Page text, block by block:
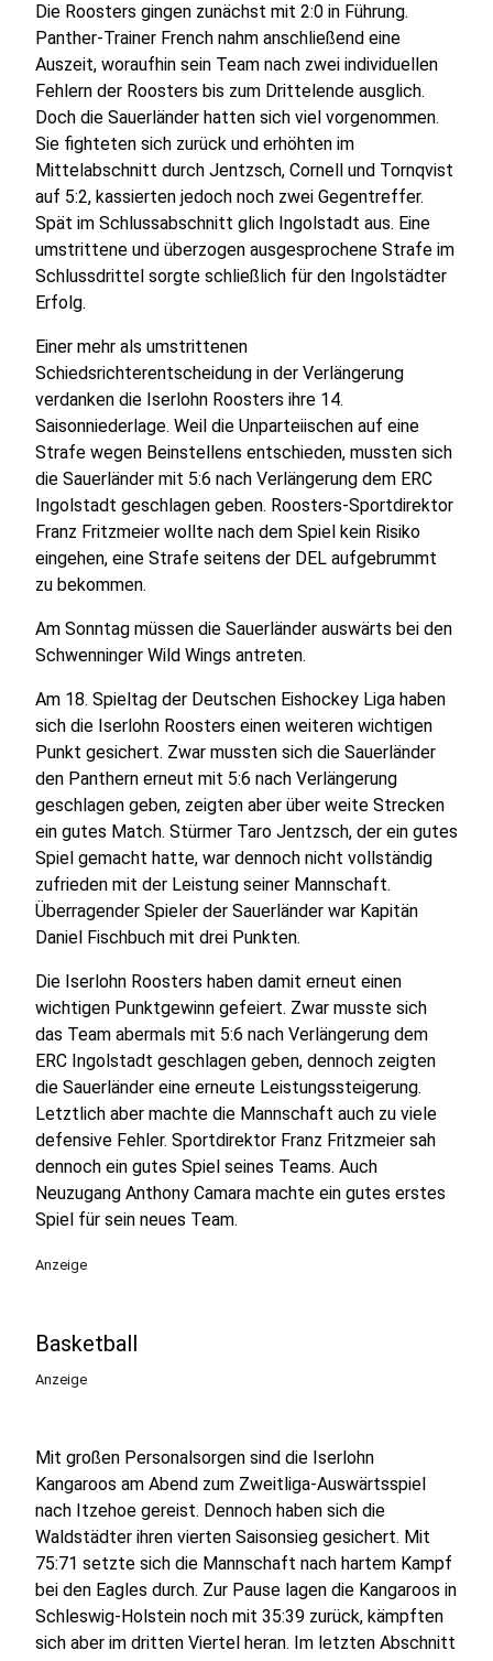
Die Roosters gingen zunächst mit 2:0 in Führung.
Panther-Trainer French nahm anschließend eine
Auszeit, woraufhin sein Team nach zwei individuellen
Fehlern der Roosters bis zum Drittelende ausglich.
Doch die Sauerländer hatten sich viel vorgenommen.
Sie fighteten sich zurück und erhöhten im
Mittelabschnitt durch Jentzsch, Cornell und Tornqvist
auf 5:2, kassierten jedoch noch zwei Gegentreffer.
Spät im Schlussabschnitt glich Ingolstadt aus. Eine
umstrittene und überzogen ausgesprochene Strafe im
Schlussdrittel sorgte schließlich für den Ingolstädter
Erfolg.
Einer mehr als umstrittenen
Schiedsrichterentscheidung in der Verlängerung
verdanken die Iserlohn Roosters ihre 14.
Saisonniederlage. Weil die Unparteiischen auf eine
Strafe wegen Beinstellens entschieden, mussten sich
die Sauerländer mit 5:6 nach Verlängerung dem ERC
Ingolstadt geschlagen geben. Roosters-Sportdirektor
Franz Fritzmeier wollte nach dem Spiel kein Risiko
eingehen, eine Strafe seitens der DEL aufgebrummt
zu bekommen.
Am Sonntag müssen die Sauerländer auswärts bei den
Schwenninger Wild Wings antreten.
Am 18. Spieltag der Deutschen Eishockey Liga haben
sich die Iserlohn Roosters einen weiteren wichtigen
Punkt gesichert. Zwar mussten sich die Sauerländer
den Panthern erneut mit 5:6 nach Verlängerung
geschlagen geben, zeigten aber über weite Strecken
ein gutes Match. Stürmer Taro Jentzsch, der ein gutes
Spiel gemacht hatte, war dennoch nicht vollständig
zufrieden mit der Leistung seiner Mannschaft.
Überragender Spieler der Sauerländer war Kapitän
Daniel Fischbuch mit drei Punkten.
Die Iserlohn Roosters haben damit erneut einen
wichtigen Punktgewinn gefeiert. Zwar musste sich
das Team abermals mit 5:6 nach Verlängerung dem
ERC Ingolstadt geschlagen geben, dennoch zeigten
die Sauerländer eine erneute Leistungssteigerung.
Letztlich aber machte die Mannschaft auch zu viele
defensive Fehler. Sportdirektor Franz Fritzmeier sah
dennoch ein gutes Spiel seines Teams. Auch
Neuzugang Anthony Camara machte ein gutes erstes
Spiel für sein neues Team.
Anzeige
Basketball
Anzeige
Mit großen Personalsorgen sind die Iserlohn
Kangaroos am Abend zum Zweitliga-Auswärtsspiel
nach Itzehoe gereist. Dennoch haben sich die
Waldstädter ihren vierten Saisonsieg gesichert. Mit
75:71 setzte sich die Mannschaft nach hartem Kampf
bei den Eagles durch. Zur Pause lagen die Kangaroos in
Schleswig-Holstein noch mit 35:39 zurück, kämpften
sich aber im dritten Viertel heran. Im letzten Abschnitt